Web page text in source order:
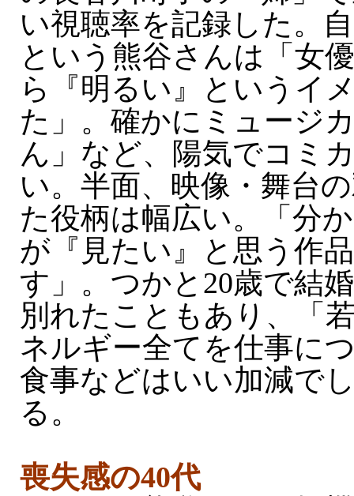
い視聴率を記録した。
という熊谷さんは「女
ら『明るい』というイ
た」。確かにミュージ
ん」など、陽気でコミ
い。半面、映像・舞台
た役柄は幅広い。「分
が『見たい』と思う作
す」。つかと20歳で結
別れたこともあり、「
ネルギー全てを仕事に
食事などはいい加減で
る。
喪失感の40代